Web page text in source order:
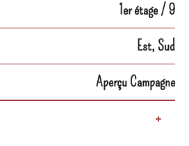
1er étage / 9
Est, Sud
Aperçu Campagne
+